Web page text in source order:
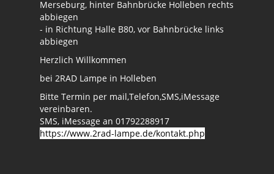
Merseburg, hinter Bahnbrücke Holleben rechts
abbiegen
- in Richtung Halle B80, vor Bahnbrücke links
abbiegen
Herzlich Willkommen
bei 2RAD Lampe in Holleben
Bitte Termin per mail,Telefon,SMS,iMessage
vereinbaren.
SMS, iMessage an 01792288917
https://www.2rad-lampe.de/kontakt.php